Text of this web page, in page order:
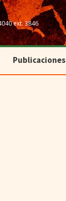
ext. 3846
Publicaciones
Publicaciones